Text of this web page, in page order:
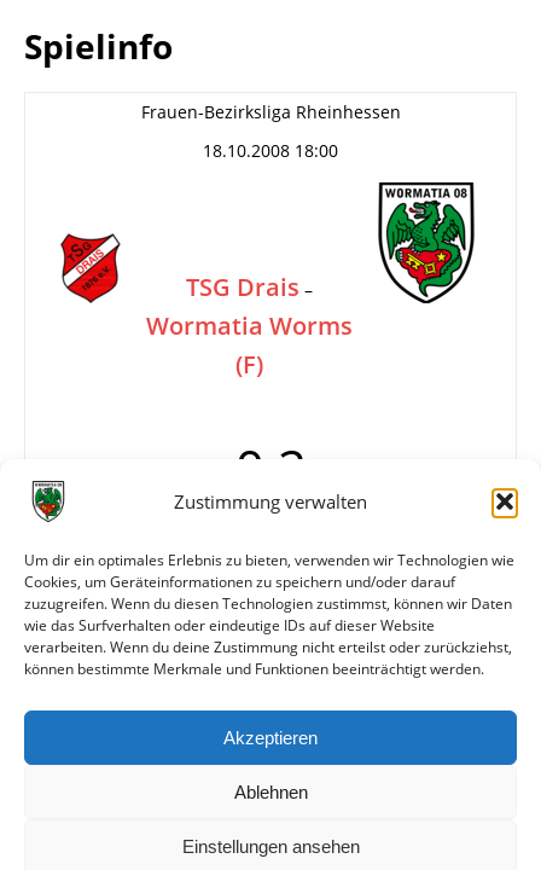
Zustimmung verwalten
Um dir ein optimales Erlebnis zu bieten, verwenden wir Technologien wie
Cookies, um Geräteinformationen zu speichern und/oder darauf
zuzugreifen. Wenn du diesen Technologien zustimmst, können wir Daten
wie das Surfverhalten oder eindeutige IDs auf dieser Website
verarbeiten. Wenn du deine Zustimmung nicht erteilst oder zurückziehst,
können bestimmte Merkmale und Funktionen beeinträchtigt werden.
Akzeptieren
Ablehnen
Einstellungen ansehen
Spielinfo
Frauen-Bezirksliga Rheinhessen
18.10.2008 18:00
TSG Drais –
Wormatia Worms
(F)
0:2
Tore
0:1 Ruh (65.)
0:2 Ruh (82.)
Info
6. Spieltag
Alle bisherigen Partien der beiden Mannschaften
anzeigen